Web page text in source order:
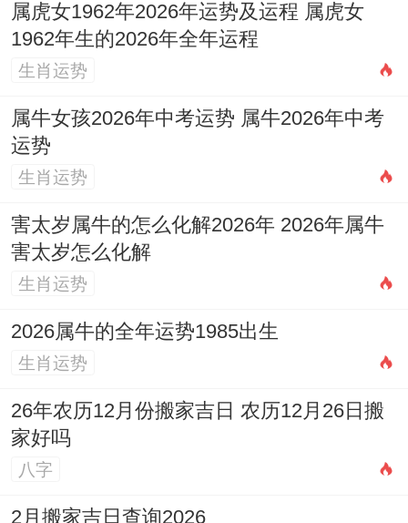
产生矛盾，那家宅内部也需注意安全隐患，
如电路老化、水管泄漏等问题，年初进行一
番检查很需要。
依据流年风水，二黑病符星飞临西北方，此
方位不宜作为长期卧榻或沙发所在，亦不宜
康，可在此方位悬挂金属葫芦或摆放祥安阁
雄狮护宅摆件，以雄狮威严镇守，化解病
三碧禄存星飞临正西方是非位。此方若见动
安静，并可摆放以水为要点的饰品，以水泄
木气，减少是非纠缠。
属虎女1962年2026年运势及运程 属虎女
1962年生的2026年全年运程
生肖运势
属牛女孩2026年中考运势 属牛2026年中考
运势
生肖运势
害太岁属牛的怎么化解2026年 2026年属牛
害太岁怎么化解
生肖运势
2026属牛的全年运势1985出生
生肖运势
26年农历12月份搬家吉日 农历12月26日搬
家好吗
八字
2月搬家吉日查询2026